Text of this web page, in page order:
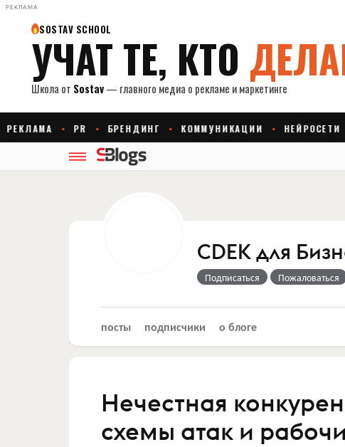
РЕКЛАМА
CDEK для
Подписаться Пожаловаться
посты подписчики о блоге
Нечестная
схемы атак и